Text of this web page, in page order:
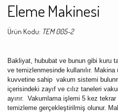
Eleme Makinesi
Ürün Kodu: TEM 005-2
Bakliyat, hububat ve bunun gibi kuru
ve temizlenmesinde kullanılır.
kuvvetine sahip vakum sistemi
içerisindeki zayıf ve cılız taneleri
ayırır. Vakumlama işlemi 5 kez
temizleme gerçekleştirilmiş olunur.